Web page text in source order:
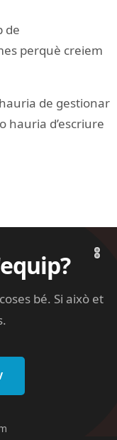
de
perquè creiem
de gestionar
hauria d’escriure
bé. Si això et